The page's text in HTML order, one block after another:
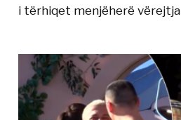
i tërhiqet menjëherë vërejtja